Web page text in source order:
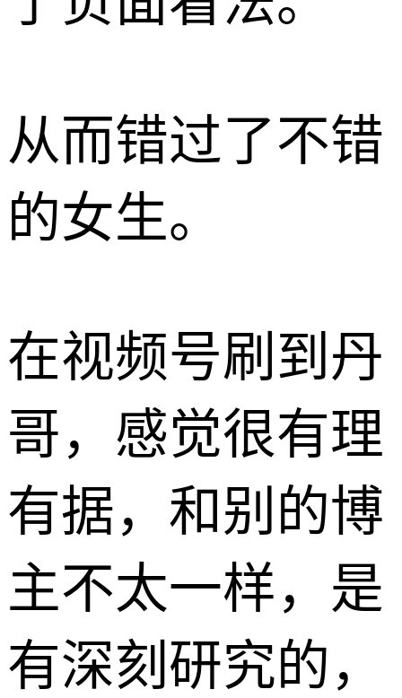
从而错过了不错
的女生。
​在视频号刷到丹
哥，感觉很有理
有据，和别的博
主不太一样，是
有深刻研究的，